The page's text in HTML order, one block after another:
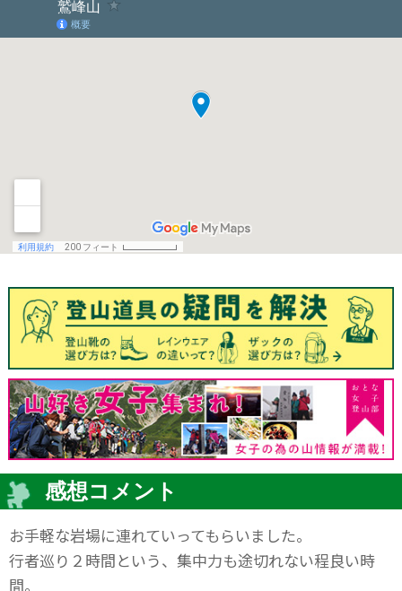
感想コメント
お手軽な岩場に連れていってもらいました。
行者巡り２時間という、集中力も途切れない程良い時
間。